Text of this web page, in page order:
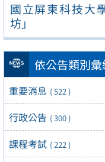
國立屏東科技大
坊」
依公告類別彙
重要消息 ( 522 )
行政公告 ( 300 )
課程考試 ( 222 )